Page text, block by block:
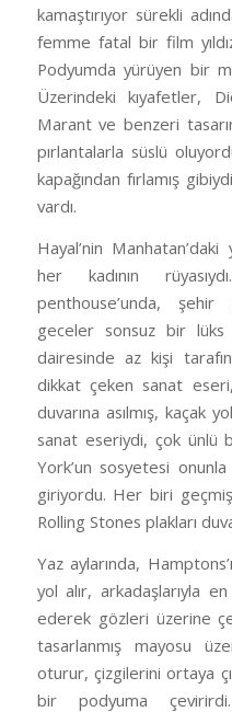
kamaştırıyor sürekli
femme fatal bir film
Podyumda yürüyen bir
Üzerindeki kıyafetler,
Marant ve benzeri
pırlantalarla süslü
kapağından fırlamış
vardı.
Hayal’nin
her kadının
penthouse’unda, şehir
geceler sonsuz bir lüks
dairesinde az kişi
dikkat çeken sanat
duvarına asılmış, kaçak
sanat eseriydi, çok ünlü
York’un sosyetesi
giriyordu. Her biri
Rolling Stones plakları
Yaz aylarında,
yol alır, arkadaşlarıyla
ederek gözleri üzerine
tasarlanmış mayosu
oturur, çizgilerini ortaya
bir podyuma çevirirdi.